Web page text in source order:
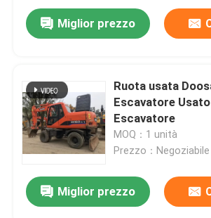
Miglior prezzo
Ruota usata
Escavatore
Escavatore
MOQ：1 unità
Prezzo：Negoziabile
Miglior prezzo